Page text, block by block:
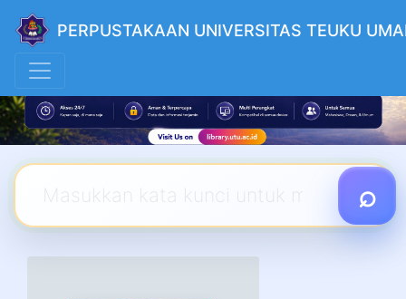
PERPUSTAKAAN UNIVERSITAS TEUKU